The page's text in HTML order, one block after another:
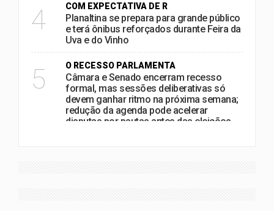
4 COM EXPECTATIVA DE R
Planaltina se prepara para grande público
e terá ônibus reforçados durante Feira da
Uva e do Vinho
5 O RECESSO PARLAMENTA
Câmara e Senado encerram recesso
formal, mas sessões deliberativas só
devem ganhar ritmo na próxima semana;
redução da agenda pode acelerar
disputas por pautas antes das eleições